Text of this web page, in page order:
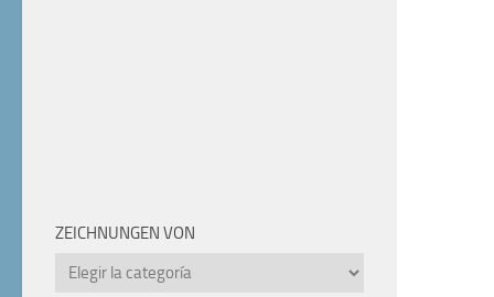
ZEICHNUNGEN VON
Zeichnungen